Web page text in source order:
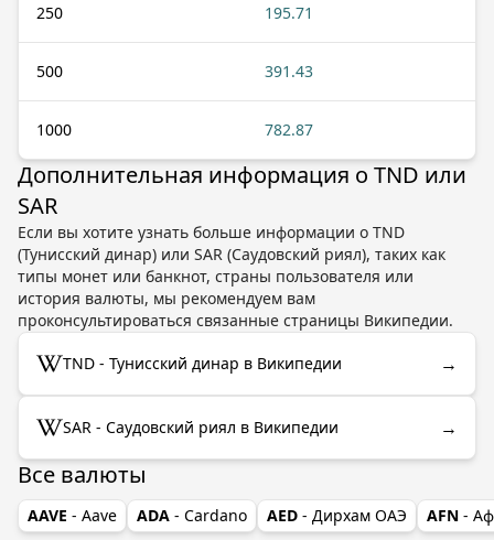
250 195.71
500 391.43
1000 782.87
Дополнительная информация о TND или
SAR
Если вы хотите узнать больше информации о TND
(Тунисский динар) или SAR (Саудовский риял), таких как
типы монет или банкнот, страны пользователя или
история валюты, мы рекомендуем вам
проконсультироваться связанные страницы Википедии.
TND - Тунисский динар в Википедии →
SAR - Саудовский риял в Википедии →
Все валюты
AAVE - Aave ADA - Cardano AED - Дирхам ОАЭ AFN -